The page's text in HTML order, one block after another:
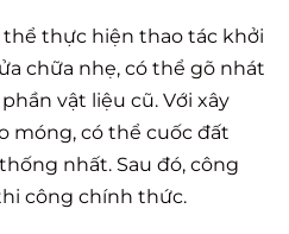
thể thực hiện thao tác khởi
chữa nhẹ, có thể gõ nhát
vật liệu cũ. Với xây
móng, có thể cuốc đất
nhất. Sau đó, công
công chính thức.